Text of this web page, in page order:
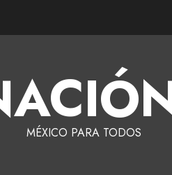
MÉXICO PARA TODOS